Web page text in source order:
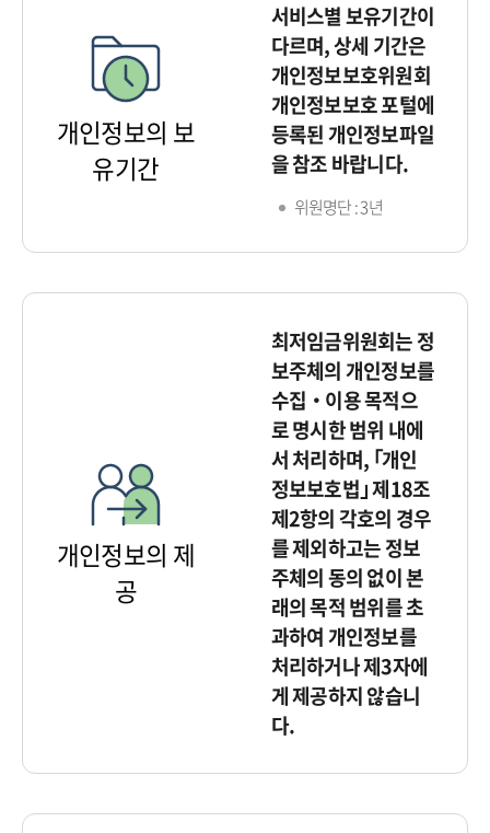
개인정보의 보
유기간
서비스별 보유기간이
다르며, 상세 기간은
개인정보보호위원회
개인정보보호 포털에
등록된 개인정보파일
을 참조 바랍니다.
위원명단 : 3년
개인정보의 제
공
최저임금위원회는 정
보주체의 개인정보를
수집‧이용 목적으
로 명시한 범위 내에
서 처리하며, ｢개인
정보보호법｣ 제18조
제2항의 각호의 경우
를 제외하고는 정보
주체의 동의 없이 본
래의 목적 범위를 초
과하여 개인정보를
처리하거나 제3자에
게 제공하지 않습니
다.